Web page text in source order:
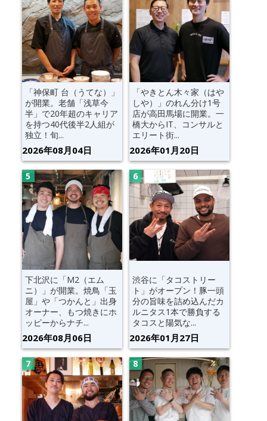
「神保町 台（うてな）」
が開業。老舗「浅草今
半」で20年超のキャリア
を持つ40代後半2人組が
独立！旬...
2026年08月04日
「やきとん木々家（はや
しや）」のれん分け1号
店が高田馬場に開業。一
橋大からIT、コンサルと
エリート街...
2026年01月20日
下北沢に「M2（エム
ニ）」が開業。焼鳥「玉
屋」や「つかんと」出身
オーナー、もつ焼きにホ
ッピーからナチ...
2026年08月06日
渋谷に「タコストリー
ト」がオープン！豚一頭
分の旨味を詰め込んだカ
ルニタス1本で勝負する
タコスと陽気な...
2026年01月27日